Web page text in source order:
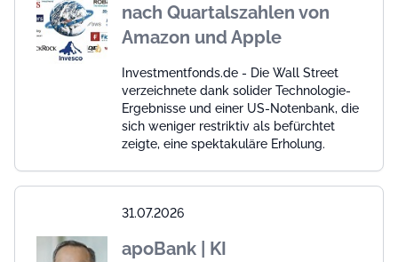
nach Quartalszahlen von
Amazon und Apple
Investmentfonds.de - Die Wall Street
verzeichnete dank solider Technologie-
Ergebnisse und einer US-Notenbank, die
sich weniger restriktiv als befürchtet
zeigte, eine spektakuläre Erholung.
31.07.2026
apoBank | KI